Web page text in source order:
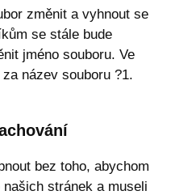
změnit a vyhnout se
se stále bude
jméno souboru. Ve
název souboru ?1.
bez toho, abychom
stránek a museli